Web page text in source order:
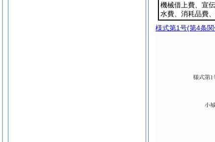
機械借上費、宣
水費、消耗品費
様式第1号(第4条